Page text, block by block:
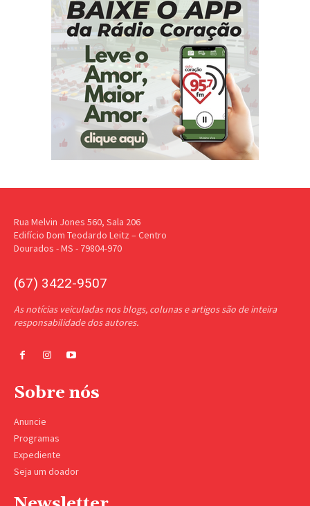
Rua Melvin Jones 560, Sala 206
Edifício Dom Teodardo Leitz – Centro
Dourados - MS - 79804-970
(67) 3422-9507
As notícias veiculadas nos blogs, colunas e artigos são de inteira
responsabilidade dos autores.
Sobre nós
Anuncie
Programas
Expediente
Seja um doador